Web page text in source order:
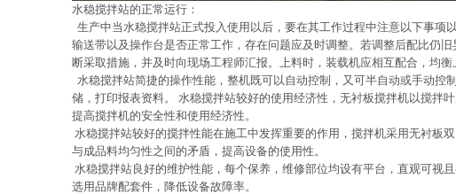
水稳搅拌站的正常运行：
生产中当水稳搅拌站正式投入使用以后，要在其工作过程中注意以下事项
输送带以及操作台是否正常工作，存在问题应及时调整。若调整后配比仍
断采取措施，并及时向现场工程师汇报。上料时，装载机应相互配合，均
水稳搅拌站简捷的操作性能，整机既可以自动控制，又可半自动或手动
储，打印报表资料。 水稳搅拌站较好的使用经济性，无衬板搅拌机以搅拌
提高搅拌机的安全性和使用经济性。
水稳搅拌站较好的搅拌性能在施工中发挥重要的作用，搅拌机采用无衬板
与成品料均匀性之间的矛盾，提高设备的使用性。
水稳搅拌站良好的维护性能，每个保养，维修部位均设有平台，直观可视
选用品牌配套件，降低设备故障率。